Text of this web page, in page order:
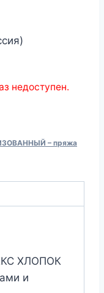
недоступен.
– пряжа
ХЛОПОК
и